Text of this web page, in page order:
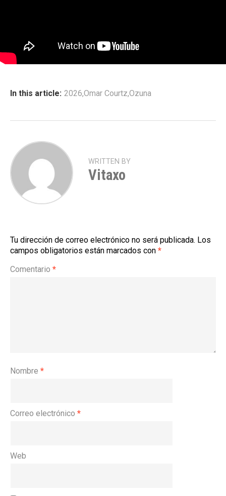
In this article: 2026,Omar Courtz,Ozuna
WRITTEN BY
Vitaxo
Tu dirección de correo electrónico no será publicada. Los
campos obligatorios están marcados con *
Comentario *
Nombre *
Correo electrónico *
Web